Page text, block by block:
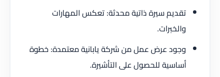
تقديم سيرة ذاتية محدثة: تعكس المهارات
والخبرات.
وجود عرض عمل من شركة يابانية معتمدة: خطوة
أساسية للحصول على التأشيرة.